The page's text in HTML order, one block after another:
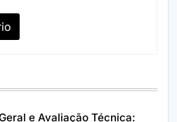
e Avaliação Técnica: